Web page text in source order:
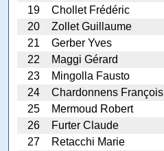
19
Chollet Frédéric
20
Zollet Guillaume
21
Gerber Yves
22
Maggi Gérard
23
Mingolla Fausto
24
Chardonnens François
25
Mermoud Robert
26
Furter Claude
27
Retacchi Marie